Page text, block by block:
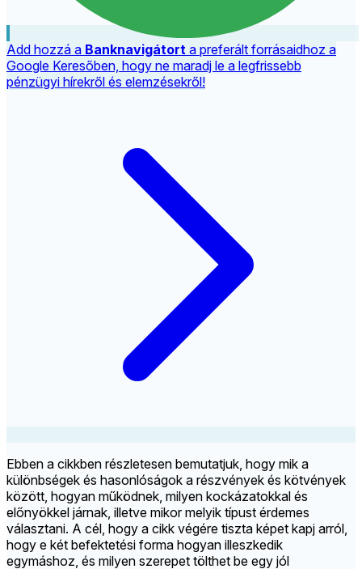
Add hozzá a Banknavigátort a preferált forrásaidhoz a
Google Keresőben, hogy ne maradj le a legfrissebb
pénzügyi hírekről és elemzésekről!
Ebben a cikkben részletesen bemutatjuk, hogy mik a
különbségek és hasonlóságok a részvények és kötvények
között, hogyan működnek, milyen kockázatokkal és
előnyökkel járnak, illetve mikor melyik típust érdemes
választani. A cél, hogy a cikk végére tiszta képet kapj arról,
hogy e két befektetési forma hogyan illeszkedik
egymáshoz, és milyen szerepet tölthet be egy jól